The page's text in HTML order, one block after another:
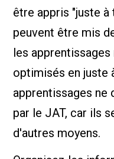
être appris "juste
peuvent être mis
les
optimisés en juste
apprentissages
par le JAT, car ils
d'autres moyens.